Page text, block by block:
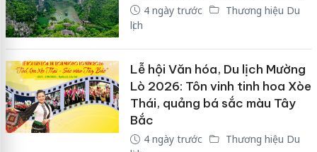
4 ngày trước
Thương hiệu Du
lịch
Lễ hội Văn hóa, Du lịch Mường
Lò 2026: Tôn vinh tinh hoa Xòe
Thái, quảng bá sắc màu Tây
Bắc
4 ngày trước
Thương hiệu Du